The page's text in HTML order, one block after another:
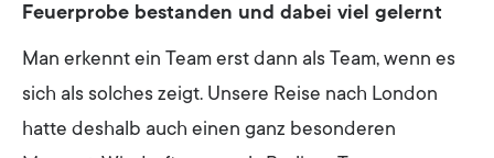
Feuerprobe bestanden und dabei viel gelernt
Man erkennt ein Team erst dann als Team, wenn es
sich als solches zeigt. Unsere Reise nach London
hatte deshalb auch einen ganz besonderen